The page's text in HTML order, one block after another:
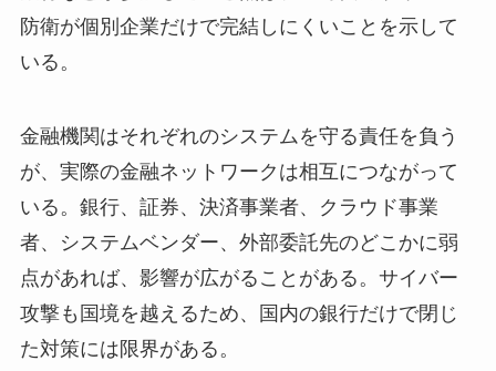
防衛が個別企業だけで完結しにくいことを示して
いる。
金融機関はそれぞれのシステムを守る責任を負う
が、実際の金融ネットワークは相互につながって
いる。銀行、証券、決済事業者、クラウド事業
者、システムベンダー、外部委託先のどこかに弱
点があれば、影響が広がることがある。サイバー
攻撃も国境を越えるため、国内の銀行だけで閉じ
た対策には限界がある。